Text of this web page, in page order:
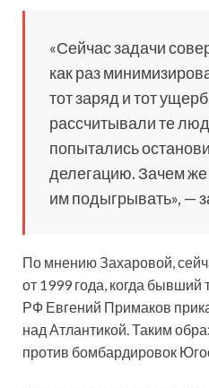
«Сейчас задачи
как раз
тот заряд и тот
рассчитывали те
попытались
делегацию. Зачем
им подыгрывать», —
По мнению Захаровой,
от 1999 года, когда
РФ Евгений Примаков
над Атлантикой. Таким
против бомбардировок